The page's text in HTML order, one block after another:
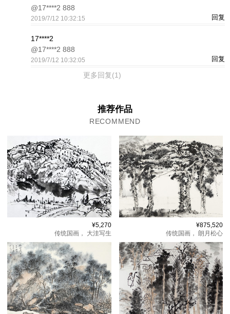
@17****2 888
2019/7/12 10:32:15 回复
17****2
@17****2 888
2019/7/12 10:32:05 回复
更多回复(1)
推荐作品
RECOMMEND
¥5,270
传统国画，
大洼写生
¥875,520
传统国画， 朗月松心